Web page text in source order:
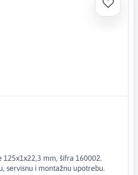
mm, šifra 160002.
servisnu i montažnu upotrebu.